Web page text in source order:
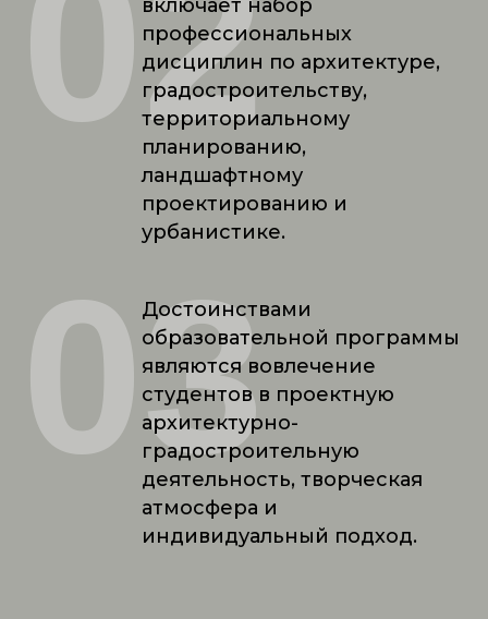
включает набор
профессиональных
дисциплин по архитектуре,
градостроительству,
территориальному
планированию,
ландшафтному
проектированию и
урбанистике.
Достоинствами
образовательной программы
являются вовлечение
студентов в проектную
архитектурно-
градостроительную
деятельность, творческая
атмосфера и
индивидуальный подход.
03